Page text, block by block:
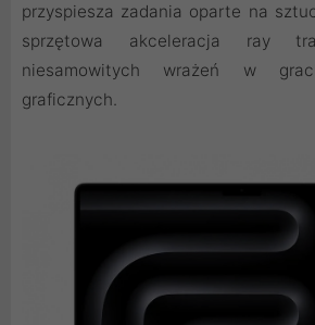
przyspiesza zadania oparte na
sprzętowa akceleracja ray
niesamowitych wrażeń w
graficznych.